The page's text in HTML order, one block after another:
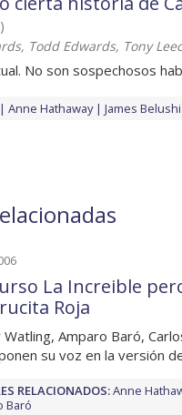
Todd Edwards, Tony
No son sospechosos
Anne Hathaway James Belushi
La Increible
Roja
Watling, Amparo Baró,
su voz en la versión
RELACIONADOS:Anne
Baró